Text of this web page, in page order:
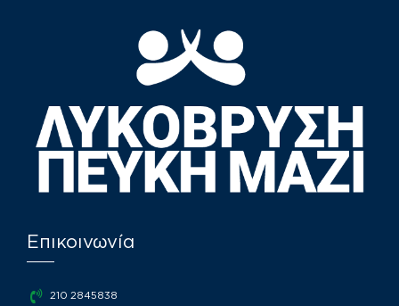
Επικοινωνία
210 2845838